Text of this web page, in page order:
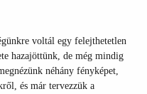
voltál egy felejthetetlen
hazajöttünk, de még mindig
néhány fényképet,
és már tervezzük a